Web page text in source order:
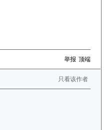
举报 顶端
只看该作者